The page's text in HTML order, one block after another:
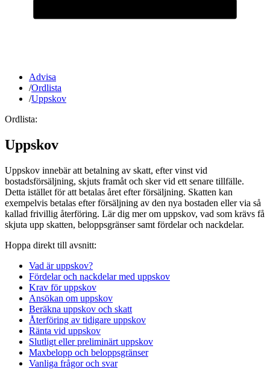
Advisa
/Ordlista
/Uppskov
Ordlista:
Uppskov
Uppskov innebär att betalning av skatt, efter vinst vid
bostadsförsäljning, skjuts framåt och sker vid ett senare tillfälle.
Detta istället för att betalas året efter försäljning. Skatten kan
exempelvis betalas efter försäljning av den nya bostaden eller via så
kallad frivillig återföring. Lär dig mer om uppskov, vad som krävs få
skjuta upp skatten, beloppsgränser samt fördelar och nackdelar.
Hoppa direkt till avsnitt:
Vad är uppskov?
Fördelar och nackdelar med uppskov
Krav för uppskov
Ansökan om uppskov
Beräkna uppskov och skatt
Återföring av tidigare uppskov
Ränta vid uppskov
Slutligt eller preliminärt uppskov
Maxbelopp och beloppsgränser
Vanliga frågor och svar